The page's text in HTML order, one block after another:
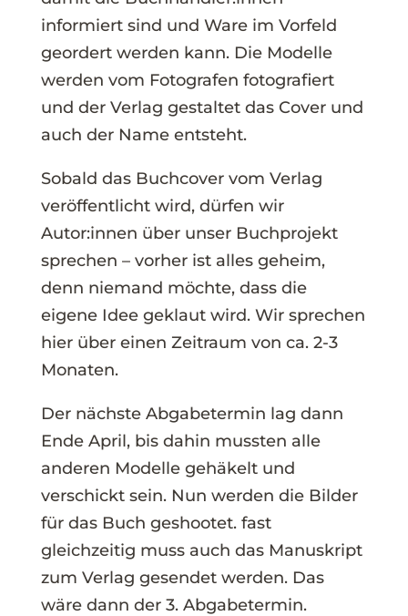
informiert sind und Ware im Vorfeld
geordert werden kann. Die Modelle
werden vom Fotografen fotografiert
und der Verlag gestaltet das Cover und
auch der Name entsteht.
Sobald das Buchcover vom Verlag
veröffentlicht wird, dürfen wir
Autor:innen über unser Buchprojekt
sprechen – vorher ist alles geheim,
denn niemand möchte, dass die
eigene Idee geklaut wird. Wir sprechen
hier über einen Zeitraum von ca. 2-3
Monaten.
Der nächste Abgabetermin lag dann
Ende April, bis dahin mussten alle
anderen Modelle gehäkelt und
verschickt sein. Nun werden die Bilder
für das Buch geshootet. fast
gleichzeitig muss auch das Manuskript
zum Verlag gesendet werden. Das
wäre dann der 3. Abgabetermin.